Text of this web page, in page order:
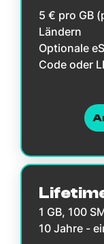
5 € pro GB
Ländern
Optionale
Code oder
1 GB, 100
10 Jahre -